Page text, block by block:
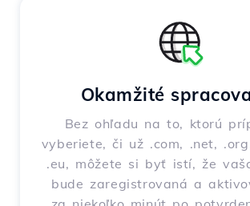
Okamžité
Bez ohľadu na to, ktorú
vyberiete, či už .com, .net,
.eu, môžete si byť istí, že
bude zaregistrovaná a